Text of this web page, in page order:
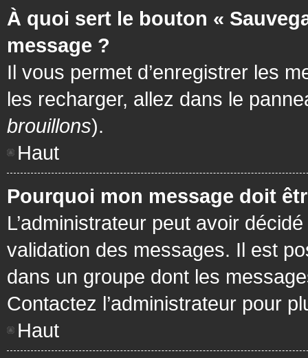
À quoi sert le bouton «
message ?
Il vous permet d’enregistrer les
les recharger, allez dans le
brouillons).
Haut
Pourquoi mon message doit
L’administrateur peut avoir
validation des messages. Il est
dans un groupe dont les
Contactez l’administrateur pour
Haut